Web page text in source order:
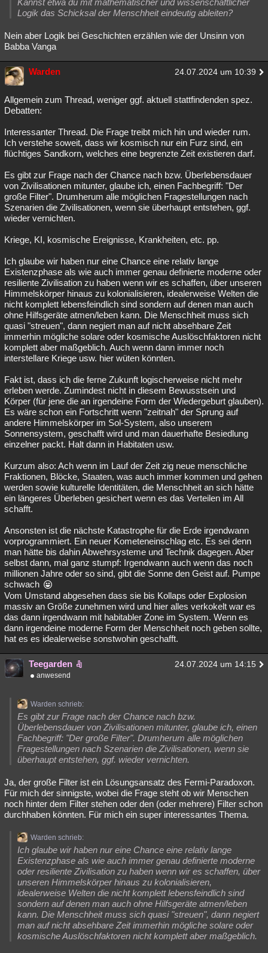
Kannst etwa du mit mathematischer und wissenschaftlicher
Logik das Schicksal der Menschheit eindeutig ableiten?
Nein aber Logik bei Geschichten erzählen wie der Unsinn von
Babba Vanga
Warden 24.07.2024 um 10:39
Allgemein zum Thread, weniger ggf. aktuell stattfindenden spez.
Debatten:
Interessanter Thread. Die Frage treibt mich hin und wieder rum.
Ich verstehe soweit, dass wir kosmisch nur ein Furz sind, ein
flüchtiges Sandkorn, welches eine begrenzte Zeit existieren darf.
Es gibt zur Frage nach der Chance nach bzw. Überlebensdauer
von Zivilisationen mitunter, glaube ich, einen Fachbegriff: "Der
große Filter". Drumherum alle möglichen Fragestellungen nach
Szenarien die Zivilisationen, wenn sie überhaupt entstehen, ggf.
wieder vernichten.
Kriege, KI, kosmische Ereignisse, Krankheiten, etc. pp.
Ich glaube wir haben nur eine Chance eine relativ lange
Existenzphase als wie auch immer genau definierte moderne oder
resiliente Zivilisation zu haben wenn wir es schaffen, über unseren
Himmelskörper hinaus zu kolonialisieren, idealerweise Welten die
nicht komplett lebensfeindlich sind sondern auf denen man auch
ohne Hilfsgeräte atmen/leben kann. Die Menschheit muss sich
quasi "streuen", dann negiert man auf nicht absehbare Zeit
immerhin mögliche solare oder kosmische Auslöschfaktoren nicht
komplett aber maßgeblich. Auch wenn dann immer noch
interstellare Kriege usw. hier wüten könnten.
Fakt ist, dass ich die ferne Zukunft logischerweise nicht mehr
erleben werde. Zumindest nicht in diesem Bewusstsein und
Körper (für jene die an irgendeine Form der Wiedergeburt glauben).
Es wäre schon ein Fortschritt wenn "zeitnah" der Sprung auf
andere Himmelskörper im Sol-System, also unserem
Sonnensystem, geschafft wird und man dauerhafte Besiedlung
einzelner packt. Halt dann in Habitaten usw.
Kurzum also: Ach wenn im Lauf der Zeit zig neue menschliche
Fraktionen, Blöcke, Staaten, was auch immer kommen und gehen
werden sowie kulturelle Identitäten, die Menschheit an sich hätte
ein längeres Überleben gesichert wenn es das Verteilen im All
schafft.
Ansonsten ist die nächste Katastrophe für die Erde irgendwann
vorprogrammiert. Ein neuer Kometeneinschlag etc. Es sei denn
man hätte bis dahin Abwehrsysteme und Technik dagegen. Aber
selbst dann, mal ganz stumpf: Irgendwann auch wenn das noch
millionen Jahre oder so sind, gibt die Sonne den Geist auf. Pumpe
schwach
Vom Umstand abgesehen dass sie bis Kollaps oder Explosion
massiv an Größe zunehmen wird und hier alles verkokelt war es
das dann irgendwann mit habitabler Zone im System. Wenn es
dann irgendeine moderne Form der Menschheit noch geben sollte,
hat es es idealerweise sonstwohin geschafft.
Teegarden 24.07.2024 um 14:15
anwesend
Warden schrieb:
Es gibt zur Frage nach der Chance nach bzw.
Überlebensdauer von Zivilisationen mitunter, glaube ich, einen
Fachbegriff: "Der große Filter". Drumherum alle möglichen
Fragestellungen nach Szenarien die Zivilisationen, wenn sie
überhaupt entstehen, ggf. wieder vernichten.
Ja, der große Filter ist ein Lösungsansatz des Fermi-Paradoxon.
Für mich der sinnigste, wobei die Frage steht ob wir Menschen
noch hinter dem Filter stehen oder den (oder mehrere) Filter schon
durchhaben könnten. Für mich ein super interessantes Thema.
Warden schrieb:
Ich glaube wir haben nur eine Chance eine relativ lange
Existenzphase als wie auch immer genau definierte moderne
oder resiliente Zivilisation zu haben wenn wir es schaffen, über
unseren Himmelskörper hinaus zu kolonialisieren,
idealerweise Welten die nicht komplett lebensfeindlich sind
sondern auf denen man auch ohne Hilfsgeräte atmen/leben
kann. Die Menschheit muss sich quasi "streuen", dann negiert
man auf nicht absehbare Zeit immerhin mögliche solare oder
kosmische Auslöschfaktoren nicht komplett aber maßgeblich.